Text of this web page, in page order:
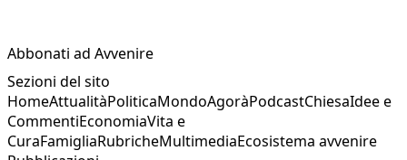
Abbonati ad Avvenire
Sezioni del sito
HomeAttualitàPoliticaMondoAgoràPodcastChiesaIdee e
CommentiEconomiaVita e
CuraFamigliaRubricheMultimediaEcosistema avvenire